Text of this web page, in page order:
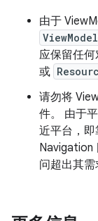
由于
应保留任
或
请勿将
件。 由于
近平台，
Navigation
问超出其需